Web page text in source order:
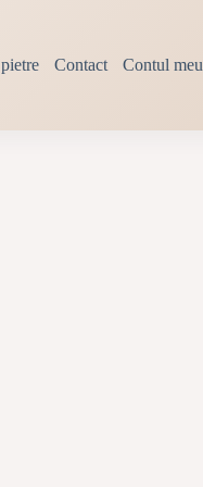
Contact Contul meu